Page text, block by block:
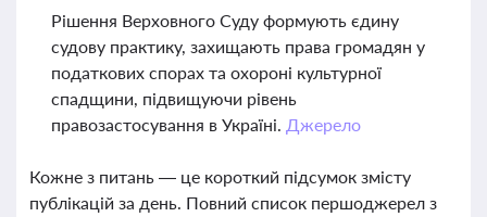
Рішення Верховного Суду формують єдину
судову практику, захищають права громадян у
податкових спорах та охороні культурної
спадщини, підвищуючи рівень
правозастосування в Україні. Джерело
Кожне з питань — це короткий підсумок змісту
публікацій за день. Повний список першоджерел з